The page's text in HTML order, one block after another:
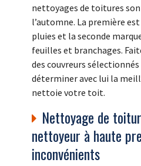
nettoyages de toitures
l’automne. La première
pluies et la seconde
feuilles et branchages.
des couvreurs
déterminer avec lui la
nettoie votre toit.
Nettoyage de
nettoyeur à haute
inconvénients